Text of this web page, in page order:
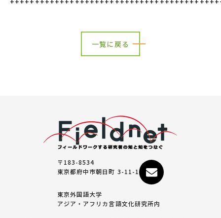
一覧に戻る
〒183-8534
東京都府中市朝日町 3-11-1
東京外国語大学
アジア・アフリカ言語文化研究所内